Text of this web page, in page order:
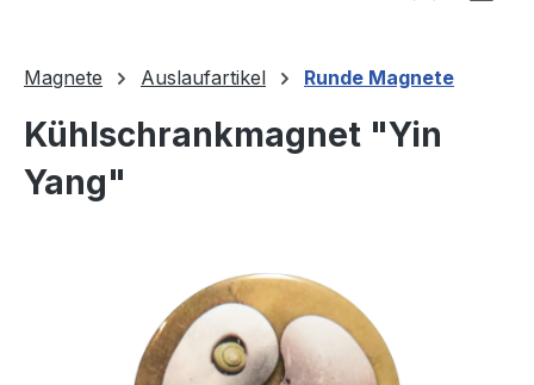
Magnete Auslaufartikel Runde Magnete
Kühlschrankmagnet "Yin
Yang"
Bildergalerie überspringen